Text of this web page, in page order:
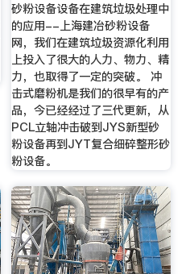
砂粉设备设备在建筑垃圾处理中
的应用--上海建冶砂粉设备
网，我们在建筑垃圾资源化利用
上投入了很大的人力、物力、精
力，也取得了一定的突破。 冲
击式磨粉机是我们的很早有的产
品，今已经经过了三代更新，从
PCL立轴冲击破到JYS新型砂
粉设备再到JYT复合细碎整形砂
粉设备。